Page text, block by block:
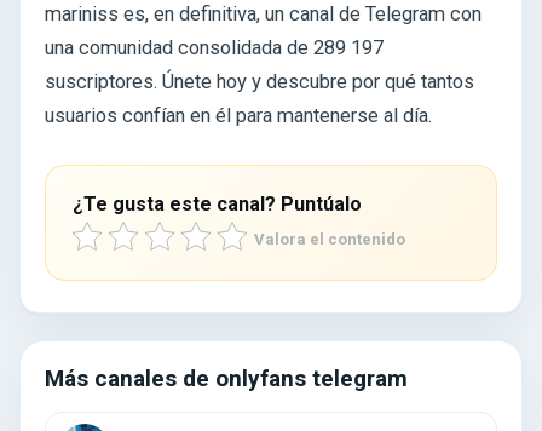
mariniss es, en definitiva, un canal de Telegram con
una comunidad consolidada de 289 197
suscriptores. Únete hoy y descubre por qué tantos
usuarios confían en él para mantenerse al día.
¿Te gusta este canal? Puntúalo
Valora el contenido
Más canales de onlyfans telegram